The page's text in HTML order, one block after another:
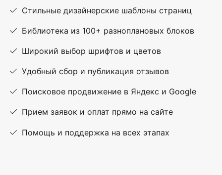
Стильные дизайнерские шаблоны страниц
Библиотека из 100+ разноплановых блоков
Широкий выбор шрифтов и цветов
Удобный сбор и публикация отзывов
Поисковое продвижение в Яндекс и Google
Прием заявок и оплат прямо на сайте
Помощь и поддержка на всех этапах